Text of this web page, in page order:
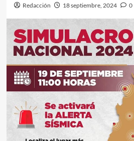
Redacción 18 septiembre, 2024 0